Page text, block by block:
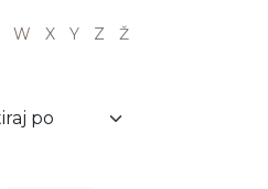
W X Y Z Ž